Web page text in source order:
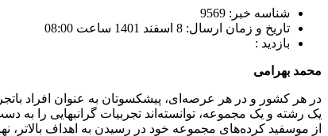
شناسه خبر: 9569
تاریخ و زمان ارسال: 8 اسفند 1401 ساعت 08:00
بازدید :
محمد بهرامی
در هر کشور و در هر عرصه‌ای، پیشکسوتان به عنوان افراد
یک رشته و یک مجموعه، توانسته‌اند تجربیات گرانبهایی را
از موسفید کرده‌های مجموعه خود در رسیدن به اهداف بالاتر،